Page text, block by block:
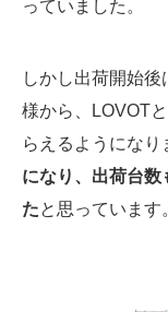
っていました。
しかし出荷開始
様から、LOVOT
らえるようになり
になり、出荷台
たと思っています